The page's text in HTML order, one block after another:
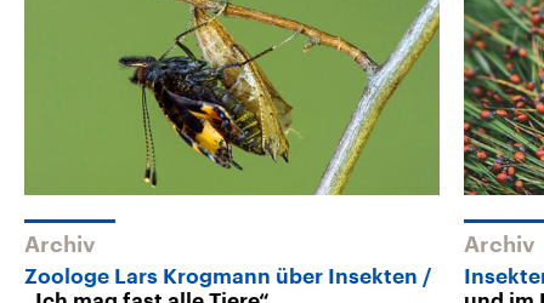
Archiv
Zoologe Lars Krogmann über Insekten
Archiv